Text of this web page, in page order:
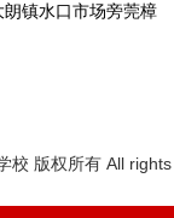
镇水口市场旁莞樟
校 版权所有 All rights